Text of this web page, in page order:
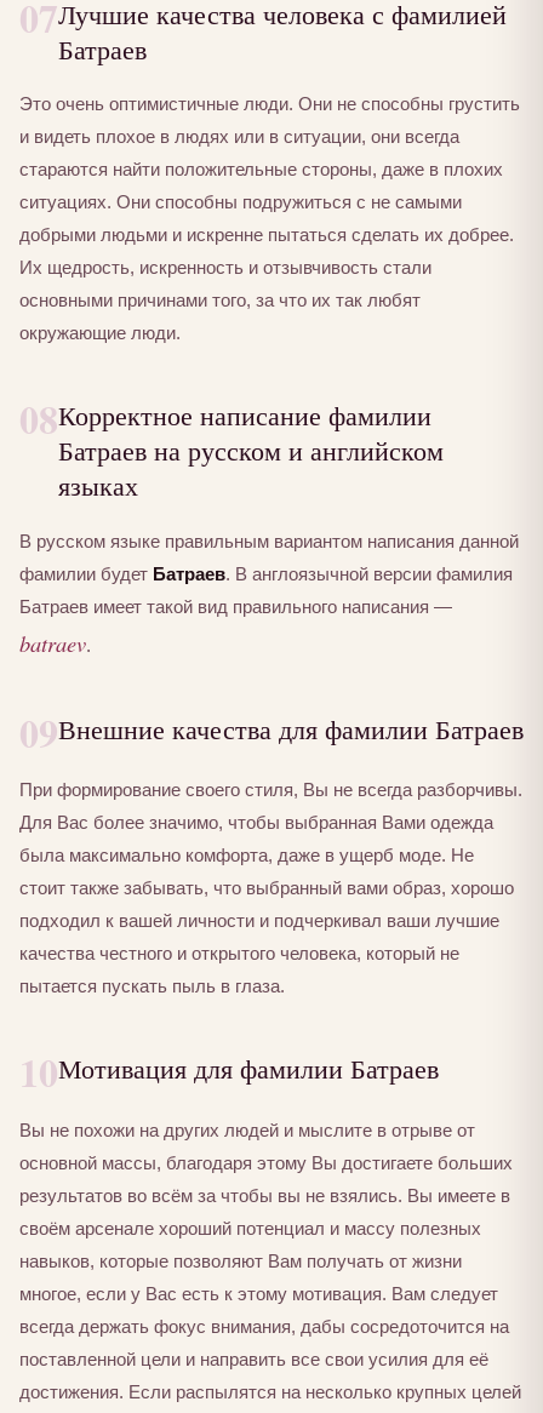
07Лучшие качества человека с фамилией
Батраев
Это очень оптимистичные люди. Они не способны грустить
и видеть плохое в людях или в ситуации, они всегда
стараются найти положительные стороны, даже в плохих
ситуациях. Они способны подружиться с не самыми
добрыми людьми и искренне пытаться сделать их добрее.
Их щедрость, искренность и отзывчивость стали
основными причинами того, за что их так любят
окружающие люди.
08Корректное написание фамилии
Батраев на русском и английском
языках
В русском языке правильным вариантом написания данной
фамилии будет Батраев. В англоязычной версии фамилия
Батраев имеет такой вид правильного написания —
batraev.
09Внешние качества для фамилии Батраев
При формирование своего стиля, Вы не всегда разборчивы.
Для Вас более значимо, чтобы выбранная Вами одежда
была максимально комфорта, даже в ущерб моде. Не
стоит также забывать, что выбранный вами образ, хорошо
подходил к вашей личности и подчеркивал ваши лучшие
качества честного и открытого человека, который не
пытается пускать пыль в глаза.
10Мотивация для фамилии Батраев
Вы не похожи на других людей и мыслите в отрыве от
основной массы, благодаря этому Вы достигаете больших
результатов во всём за чтобы вы не взялись. Вы имеете в
своём арсенале хороший потенциал и массу полезных
навыков, которые позволяют Вам получать от жизни
многое, если у Вас есть к этому мотивация. Вам следует
всегда держать фокус внимания, дабы сосредоточится на
поставленной цели и направить все свои усилия для её
достижения. Если распылятся на несколько крупных целей